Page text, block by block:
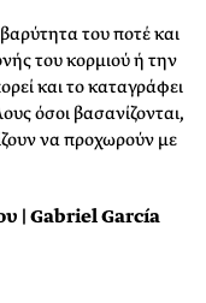
του ποτέ και
του κορμιού ή την
και το καταγράφει
όσοι βασανίζονται,
να προχωρούν με
|Gabriel García